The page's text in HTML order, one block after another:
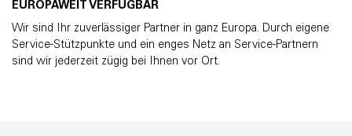
EUROPAWEIT VERFÜGBAR
Wir sind Ihr zuverlässiger Partner in ganz Europa. Durch eigene
Service-Stützpunkte und ein enges Netz an Service-Partnern
sind wir jederzeit zügig bei Ihnen vor Ort.